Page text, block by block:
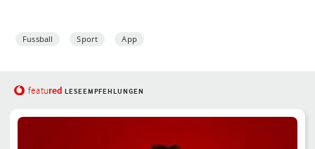
Fussball Sport App
featured LESEEMPFEHLUNGEN